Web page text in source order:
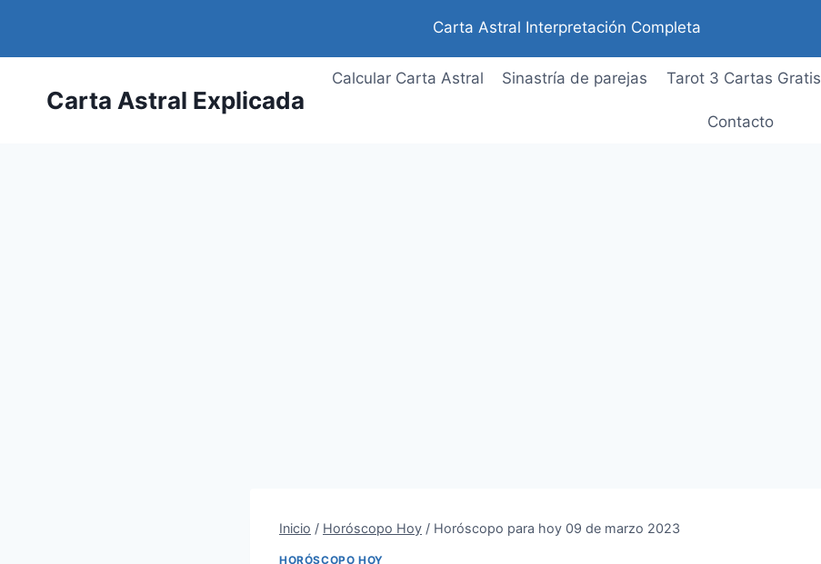
contenido
Carta Astral Interpretación Completa
Carta Astral Explicada
Calcular Carta Astral Sinastría de parejas Tarot 3 Cartas Gratis
Contacto
Inicio / Horóscopo Hoy / Horóscopo para hoy 09 de marzo 2023
HORÓSCOPO HOY